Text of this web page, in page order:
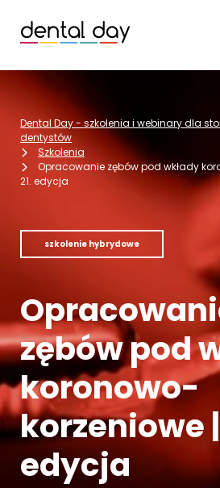
Webinary
Wykładowcy
O nas
Pomoc
Kontakt
Dental Day - szkolenia i webinary dla
dentystów
Szkolenia
Opracowanie zębów pod wkłady
21. edycja
szkolenie hybrydowe
zębów pod
koronowo-
korzeniowe |
edycja